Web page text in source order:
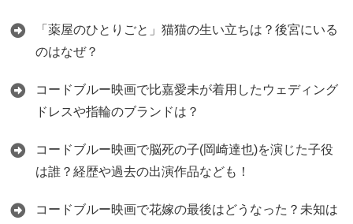
「薬屋のひとりごと」猫猫の生い立ちは？後宮にいる
のはなぜ？
コードブルー映画で比嘉愛未が着用したウェディング
ドレスや指輪のブランドは？
コードブルー映画で脳死の子(岡崎達也)を演じた子役
は誰？経歴や過去の出演作品なども！
コードブルー映画で花嫁の最後はどうなった？未知は